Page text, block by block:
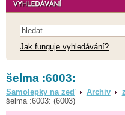
Jak funguje vyhledávání?
šelma :6003:
Samolepky na zeď Archiv
šelma :6003: (6003)